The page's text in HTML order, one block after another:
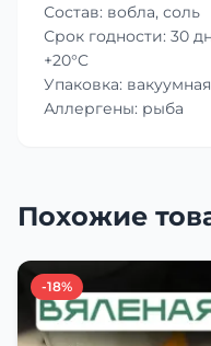
Состав: вобла, соль
Срок годности: 30
+20°C
Упаковка: вакуумная
Аллергены: рыба
Похожие
-18%